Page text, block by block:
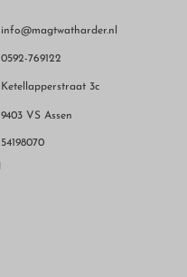
info@magtwatharder.nl
0592-769122
Ketellapperstraat 3c
9403 VS Assen
54198070